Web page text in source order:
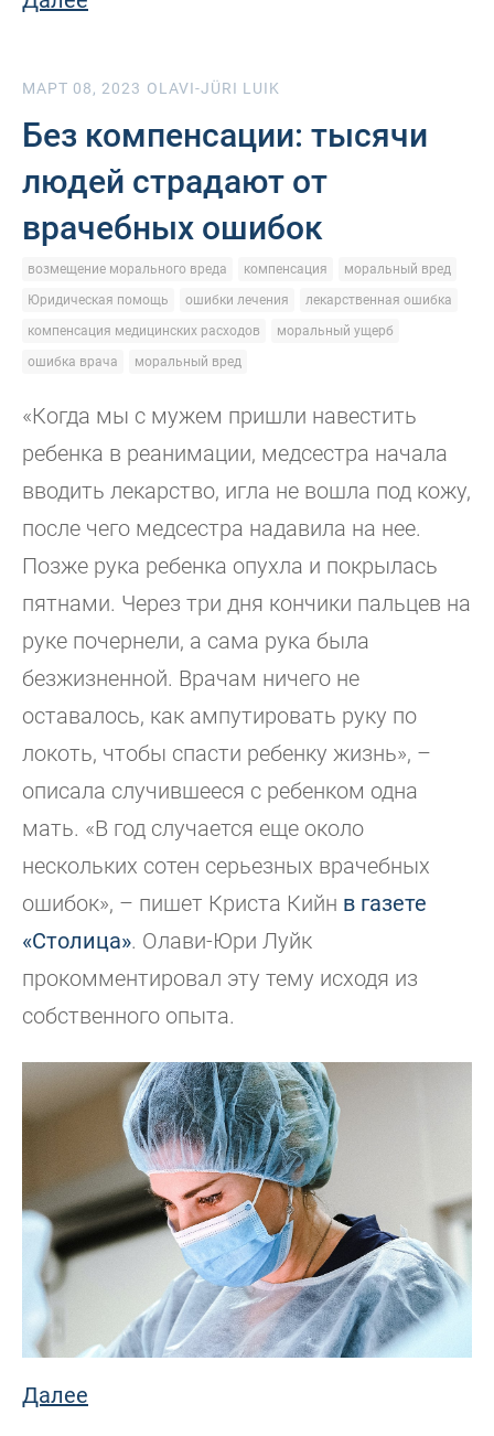
МАРТ 08, 2023 OLAVI-JÜRI LUIK
Без компенсации: тысячи
людей страдают от
врачебных ошибок
возмещение морального вреда компенсация
моральный вред
Юридическая помощь
ошибки лечения
лекарственная ошибка
компенсация медицинских расходов
моральный ущерб
ошибка врача
моральный вред
«Когда мы с мужем пришли навестить
ребенка в реанимации, медсестра начала
вводить лекарство, игла не вошла под кожу,
после чего медсестра надавила на нее.
Позже рука ребенка опухла и покрылась
пятнами. Через три дня кончики пальцев на
руке почернели, а сама рука была
безжизненной. Врачам ничего не
оставалось, как ампутировать руку по
локоть, чтобы спасти ребенку жизнь», –
описала случившееся с ребенком одна
мать. «В год случается еще около
нескольких сотен серьезных врачебных
ошибок», – пишет Криста Кийн в газете
«Столица». Олави-Юри Луйк
прокомментировал эту тему исходя из
собственного опыта.
Далее